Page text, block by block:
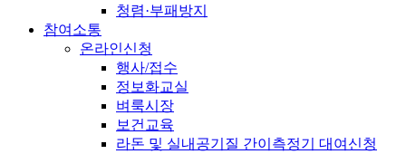
청렴·부패방지
참여소통
온라인신청
행사/접수
정보화교실
벼룩시장
보건교육
라돈 및 실내공기질 간이측정기 대여신청